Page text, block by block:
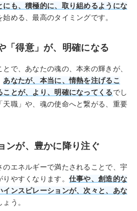
にも、積極的に、取り組めるようにな
める、最高のタイミングです。
「得意」が、明確になる
で、あなたの魂の、本来の輝きが、
あなたが、本当に、情熱を注げるこ
ことが、より、明確になってくるでし
天職」や、魂の使命へと繋がる、重要
ンが、豊かに降り注ぐ
のエネルギーで満たされることで、宇
やすくなります。 仕事や、創造的な
ンスピレーションが、次々と、あな
ょう。